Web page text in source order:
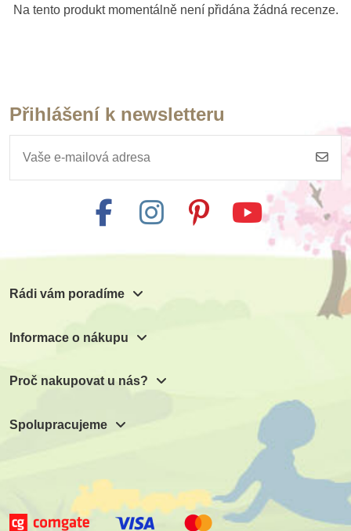
Na tento produkt momentálně není přidána žádná recenze.
Přihlášení k newsletteru
Rádi vám poradíme
Informace o nákupu
Proč nakupovat u nás?
Spolupracujeme